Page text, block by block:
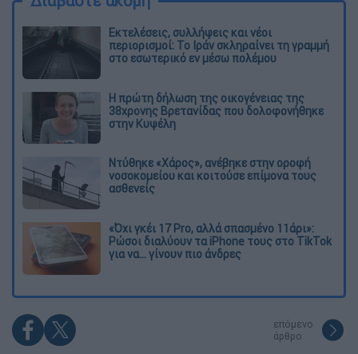
Εκτελέσεις, συλλήψεις και νέοι
περιορισμοί: Το Ιράν σκληραίνει τη γραμμή
στο εσωτερικό εν μέσω πολέμου
Η πρώτη δήλωση της οικογένειας της
38χρονης Βρετανίδας που δολοφονήθηκε
στην Κυψέλη
Ντύθηκε «Χάρος», ανέβηκε στην οροφή
νοσοκομείου και κοιτούσε επίμονα τους
ασθενείς
«Όχι γκέι 17 Pro, αλλά σπασμένο 11άρι»:
Ρώσοι διαλύουν τα iPhone τους στο TikTok
για να... γίνουν πιο άνδρες
επόμενο
άρθρο